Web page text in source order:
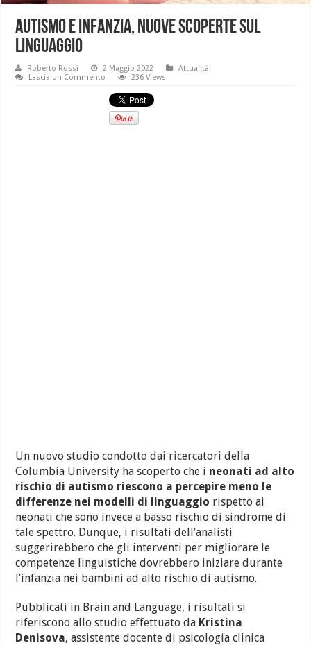
Autismo e infanzia, nuove scoperte sul
linguaggio
Roberto Rossi 2 Maggio 2022
Attualità
Lascia un Commento
236 Views
Un nuovo studio condotto dai ricercatori della
Columbia University ha scoperto che i neonati ad alto
rischio di autismo riescono a percepire meno le
differenze nei modelli di linguaggio rispetto ai
neonati che sono invece a basso rischio di sindrome di
tale spettro. Dunque, i risultati dell’analisti
suggerirebbero che gli interventi per migliorare le
competenze linguistiche dovrebbero iniziare durante
l’infanzia nei bambini ad alto rischio di autismo.
Pubblicati in Brain and Language, i risultati si
riferiscono allo studio effettuato da Kristina
Denisova, assistente docente di psicologia clinica